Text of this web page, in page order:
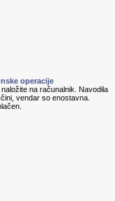
operacije
na računalnik. Navodila
vendar so enostavna.